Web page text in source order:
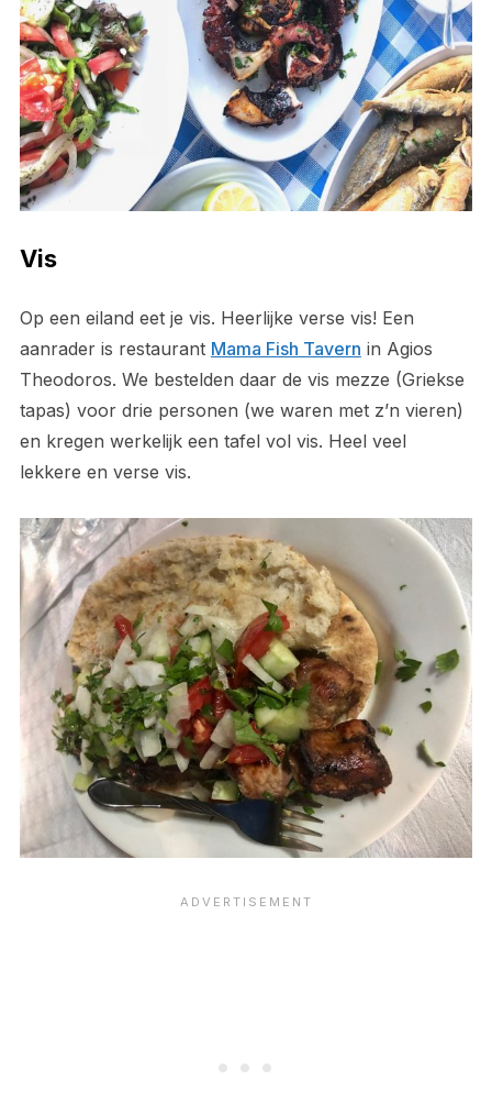
Vis
Op een eiland eet je vis. Heerlijke verse vis! Een
aanrader is restaurant Mama Fish Tavern in Agios
Theodoros. We bestelden daar de vis mezze (Griekse
tapas) voor drie personen (we waren met z’n vieren)
en kregen werkelijk een tafel vol vis. Heel veel
lekkere en verse vis.